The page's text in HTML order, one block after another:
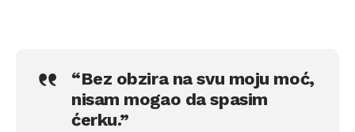
“Bez obzira na svu moju moć,
nisam mogao da spasim
ćerku.”